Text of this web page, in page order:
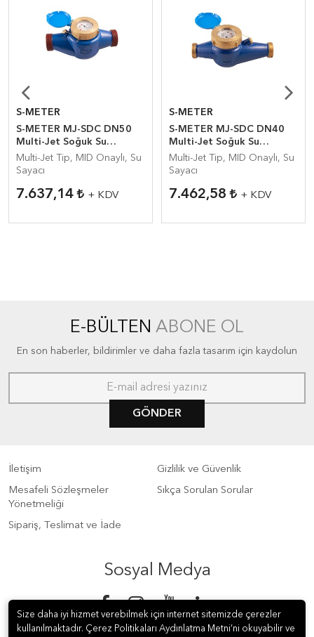
S-METER
S-METER MJ-SDC DN50
Multi-Jet Soğuk Su
Sayacı(MID)
Multi-Jet Tip, MID Onaylı, Su
Sayacı
7.637,14 + KDV
S-METER
S-METER MJ-SDC DN40
Multi-Jet Soğuk Su
Sayacı(MID)
Multi-Jet Tip, MID Onaylı, Su
Sayacı
7.462,58 + KDV
E-BÜLTEN ABONE OL
En son haberler, bildirimler ve daha fazla tasarım için kaydolun
GÖNDER
İletişim
Gizlilik ve Güvenlik
Mesafeli Sözleşmeler
Yönetmeliği
Sıkça Sorulan Sorular
Sipariş, Teslimat ve İade
Sosyal Medya
Size daha iyi hizmet verebilmek için internet sitemizde çerezler
kullanılmaktadır. Çerez Politikaları Aydınlatma Metni’ni okuyabilir ve